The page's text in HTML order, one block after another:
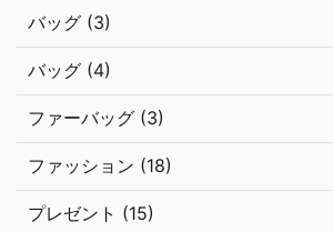
バッグ (3)
バッグ (4)
ファーバッグ (3)
ファッション (18)
プレゼント (15)